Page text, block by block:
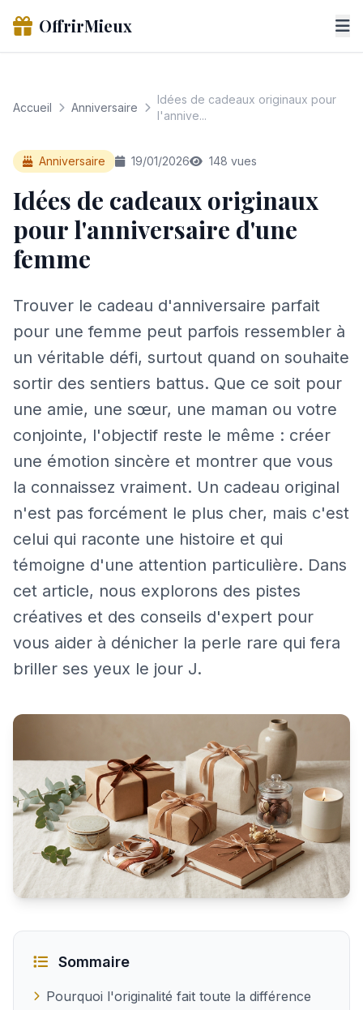
OffrirMieux
Accueil Anniversaire
Idées de cadeaux originaux pour
l'annive...
Anniversaire 19/01/2026 148 vues
Idées de cadeaux originaux
pour l'anniversaire d'une
femme
Trouver le cadeau d'anniversaire parfait
pour une femme peut parfois ressembler à
un véritable défi, surtout quand on souhaite
sortir des sentiers battus. Que ce soit pour
une amie, une sœur, une maman ou votre
conjointe, l'objectif reste le même : créer
une émotion sincère et montrer que vous
la connaissez vraiment. Un cadeau original
n'est pas forcément le plus cher, mais c'est
celui qui raconte une histoire et qui
témoigne d'une attention particulière. Dans
cet article, nous explorons des pistes
créatives et des conseils d'expert pour
vous aider à dénicher la perle rare qui fera
briller ses yeux le jour J.
Sommaire
Pourquoi l'originalité fait toute la différence